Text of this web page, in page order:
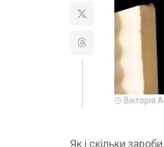
Вікторія
Як і скільки